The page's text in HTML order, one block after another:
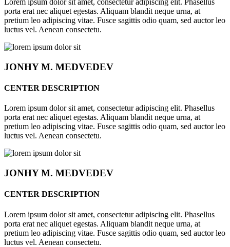
Lorem ipsum dolor sit amet, consectetur adipiscing elit. Phasellus
porta erat nec aliquet egestas. Aliquam blandit neque urna, at
pretium leo adipiscing vitae. Fusce sagittis odio quam, sed auctor leo
luctus vel. Aenean consectetu.
JONHYM. MEDVEDEV
CENTER DESCRIPTION
Lorem ipsum dolor sit amet, consectetur adipiscing elit. Phasellus
porta erat nec aliquet egestas. Aliquam blandit neque urna, at
pretium leo adipiscing vitae. Fusce sagittis odio quam, sed auctor leo
luctus vel. Aenean consectetu.
JONHYM. MEDVEDEV
CENTER DESCRIPTION
Lorem ipsum dolor sit amet, consectetur adipiscing elit. Phasellus
porta erat nec aliquet egestas. Aliquam blandit neque urna, at
pretium leo adipiscing vitae. Fusce sagittis odio quam, sed auctor leo
luctus vel. Aenean consectetu.